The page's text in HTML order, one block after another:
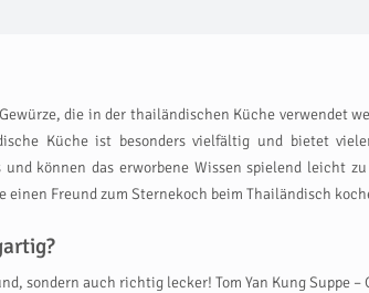
die in der thailändischen Küche verwendet
Küche ist besonders vielfältig und bietet
können das erworbene Wissen spielend leicht
einen Freund zum Sternekoch beim Thailändisch
auch richtig lecker! Tom Yan Kung Suppe –